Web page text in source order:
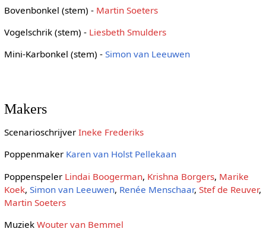
Bovenbonkel (stem) - Martin Soeters
Vogelschrik (stem) - Liesbeth Smulders
Mini-Karbonkel (stem) - Simon van Leeuwen
Makers
Scenarioschrijver Ineke Frederiks
Poppenmaker Karen van Holst Pellekaan
Poppenspeler Lindai Boogerman, Krishna Borgers, Marike
Koek, Simon van Leeuwen, Renée Menschaar, Stef de Reuver,
Martin Soeters
Muziek Wouter van Bemmel